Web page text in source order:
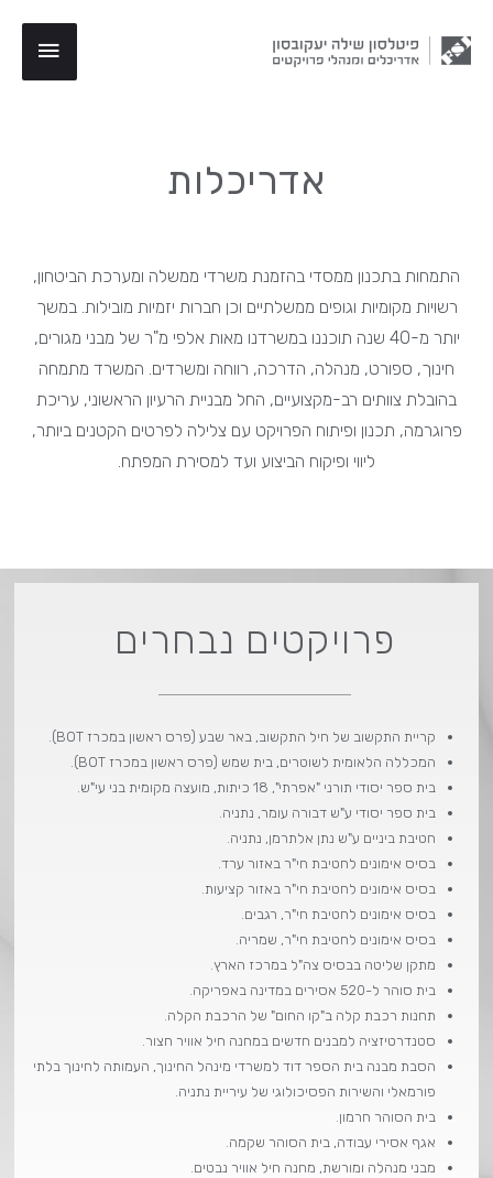
אדריכלות
התמחות בתכנון ממסדי בהזמנת משרדי ממשלה ומערכת הביטחון,
רשויות מקומיות וגופים ממשלתיים וכן חברות יזמיות מובילות. במשך
יותר מ-40 שנה תוכננו במשרדנו מאות אלפי מ"ר של מבני מגורים,
חינוך, ספורט, מנהלה, הדרכה, רווחה ומשרדים. המשרד מתמחה
בהובלת צוותים רב-מקצועיים, החל מבניית הרעיון הראשוני, עריכת
פרוגרמה, תכנון ופיתוח הפרויקט עם צלילה לפרטים הקטנים ביותר,
ליווי ופיקוח הביצוע ועד למסירת המפתח.
פרויקטים נבחרים
קריית התקשוב של חיל התקשוב, באר שבע (פרס ראשון במכרז BOT).
המכללה הלאומית לשוטרים, בית שמש (פרס ראשון במכרז BOT).
בית ספר יסודי תורני "אפרתי", 18 כיתות, מועצה מקומית בני עי"ש.
בית ספר יסודי ע"ש דבורה עומר, נתניה.
חטיבת ביניים ע"ש נתן אלתרמן, נתניה.
בסיס אימונים לחטיבת חי"ר באזור ערד.
בסיס אימונים לחטיבת חי"ר באזור קציעות.
בסיס אימונים לחטיבת חי"ר, רגבים.
בסיס אימונים לחטיבת חי"ר, שמריה.
מתקן שליטה בבסיס צה"ל במרכז הארץ.
בית סוהר ל-520 אסירים במדינה באפריקה.
תחנות רכבת קלה ב"קו החום" של הרכבת הקלה.
סטנדרטיזציה למבנים חדשים במחנה חיל אוויר חצור.
הסבת מבנה בית הספר דוד למשרדי מינהל החינוך, העמותה לחינוך בלתי
פורמאלי והשירות הפסיכולוגי של עיריית נתניה.
בית הסוהר חרמון.
אגף אסירי עבודה, בית הסוהר שקמה.
מבני מנהלה ומורשת, מחנה חיל אוויר נבטים.